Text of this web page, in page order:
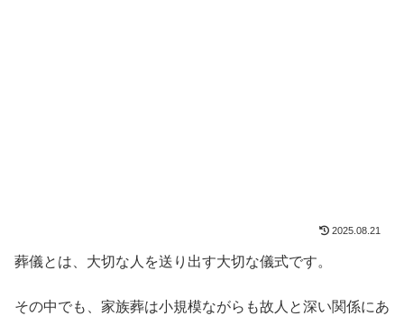
2025.08.21
葬儀とは、大切な人を送り出す大切な儀式です。
その中でも、家族葬は小規模ながらも故人と深い関係にあ